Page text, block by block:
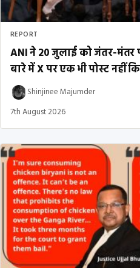
REPORT
ANI ने 20 जुलाई को जंतर-मंतर
बारे में X पर एक भी पोस्ट नहीं
Shinjinee Majumder
7th August 2026